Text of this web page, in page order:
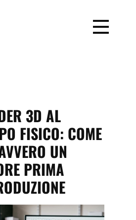
3D AL
FISICO: COME
UN
PRIMA